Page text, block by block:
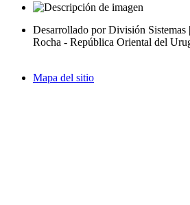
Desarrollado por División
Rocha - República Oriental del
Mapa del sitio